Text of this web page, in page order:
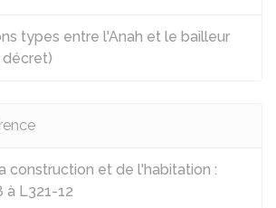
types entre l'Anah et le bailleur
décret)
construction et de l'habitation :
à L321-12